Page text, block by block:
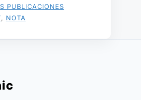
PUBLICACIONES
NOTA